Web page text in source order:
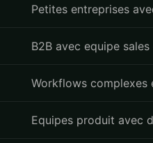
Petites entreprises
B2B avec equipe
Workflows complexes
Equipes produit avec